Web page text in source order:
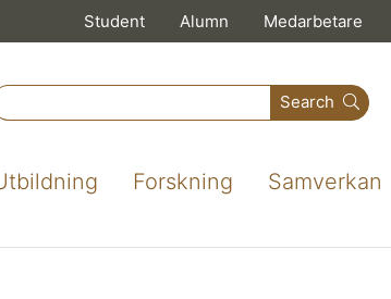
Student Alumn Medarbetare
Search
Forskning Samverkan